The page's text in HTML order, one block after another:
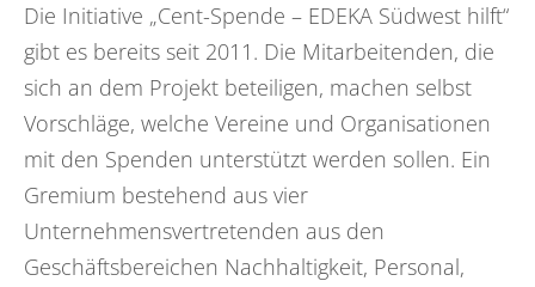
Die Initiative „Cent-Spende – EDEKA Südwest hilft“
gibt es bereits seit 2011. Die Mitarbeitenden, die
sich an dem Projekt beteiligen, machen selbst
Vorschläge, welche Vereine und Organisationen
mit den Spenden unterstützt werden sollen. Ein
Gremium bestehend aus vier
Unternehmensvertretenden aus den
Geschäftsbereichen Nachhaltigkeit, Personal,